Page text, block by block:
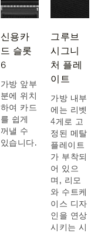
신용카
드 슬롯
6
가방 앞부
분에 위치
하여 카드
를 쉽게
꺼낼 수
있습니다.
그루브
시그니
처 플레
이트
가방 내부
에는 리벳
4게로 고
정된 메탈
플레이트
가 부착되
어 있으
며, 리모
와 수트케
이스 디자
인을 연상
시키는 시